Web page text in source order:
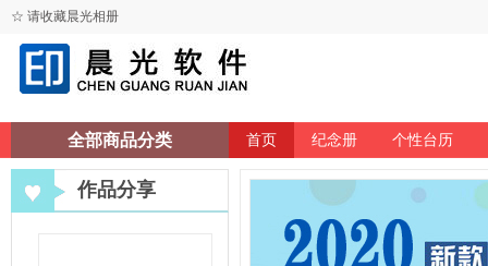
☆ 请收藏晨光相册
全部商品分类 首页 纪念册 个性台历
作品分享